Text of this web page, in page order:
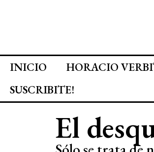
INICIO HORACIO
SUSCRIBITE!
El